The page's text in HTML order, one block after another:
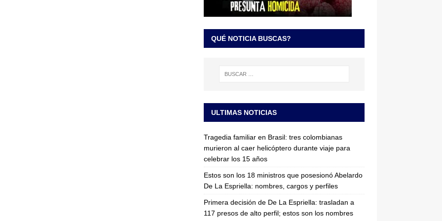
QUÉ NOTICIA BUSCAS?
ULTIMAS NOTICIAS
Tragedia familiar en Brasil: tres colombianas
murieron al caer helicóptero durante viaje para
celebrar los 15 años
Estos son los 18 ministros que posesionó Abelardo
De La Espriella: nombres, cargos y perfiles
Primera decisión de De La Espriella: trasladan a
117 presos de alto perfil; estos son los nombres